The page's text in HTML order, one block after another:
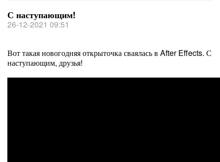
С наступающим!
26-12-2021 09:51
Вот такая новогодняя открыточка сваялась в After Effects. С
наступающим, друзья!